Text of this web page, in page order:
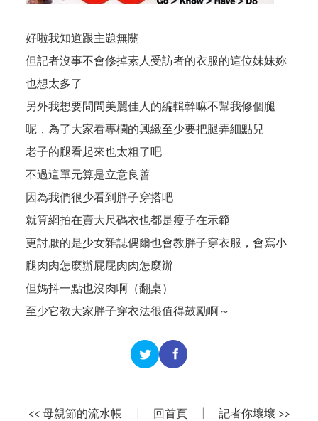
好啦我知道跟主題無關
但記者沒事不會修掉素人受訪者的衣服的這位妹妹妳
也想太多了
另外我想要問問美麗佳人的編輯幹嘛不幫我修個腿
呢，為了大家看專欄的興緻至少要把腿弄細點兒
老子的腿看起來也太粗了吧
不過這單元算是立意良善
因為我們很少看到胖子穿搭吧
就算網拍在賣大尺碼衣也都是瘦子在示範
更討厭的是少女雜誌偶爾也會教胖子穿衣服，會寫小
腿肉肉怎麼辦屁屁肉肉怎麼辦
但媽抖一點也沒肉啊（翻桌）
至少它教大家胖子穿衣法很值得鼓勵啊～
<< 母親節的流水帳 回首頁 記者你壞壞 >>